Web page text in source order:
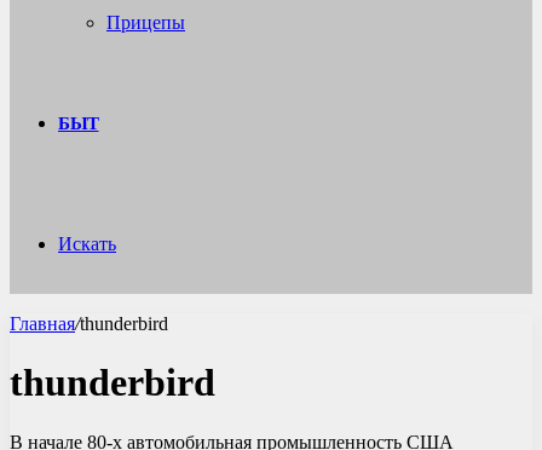
Прицепы
БЫТ
Искать
Главная/thunderbird
thunderbird
В начале 80-х автомобильная промышленность США